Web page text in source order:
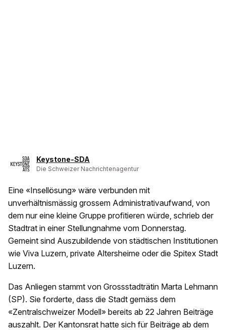
Keystone-SDA
Die Schweizer Nachrichtenagentur
Eine «Insellösung» wäre verbunden mit
unverhältnismässig grossem Administrativaufwand, von
dem nur eine kleine Gruppe profitieren würde, schrieb der
Stadtrat in einer Stellungnahme vom Donnerstag.
Gemeint sind Auszubildende von städtischen Institutionen
wie Viva Luzern, private Altersheime oder die Spitex Stadt
Luzern.
Das Anliegen stammt von Grossstadträtin Marta Lehmann
(SP). Sie forderte, dass die Stadt gemäss dem
«Zentralschweizer Modell» bereits ab 22 Jahren Beiträge
auszahlt. Der Kantonsrat hatte sich für Beiträge ab dem